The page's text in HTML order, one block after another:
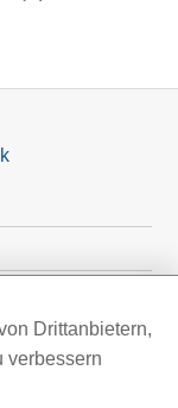
Drittanbietern,
verbessern